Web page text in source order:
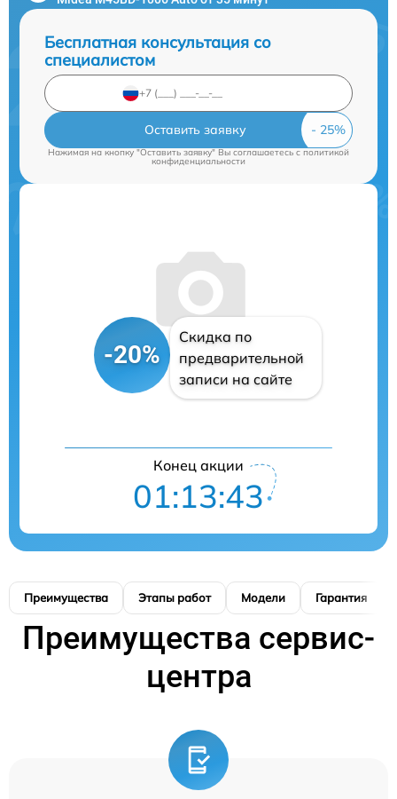
Бесплатная консультация со
специалистом
Оставить заявку
Нажимая на кнопку "Оставить заявку" Вы соглашаетесь cполитикой
конфиденциальности
-20%
Скидка по
предварительной
записи на сайте
Конец акции
01:13:42
Преимущества Этапы работ Модели Гарантия
Преимущества сервис-
центра